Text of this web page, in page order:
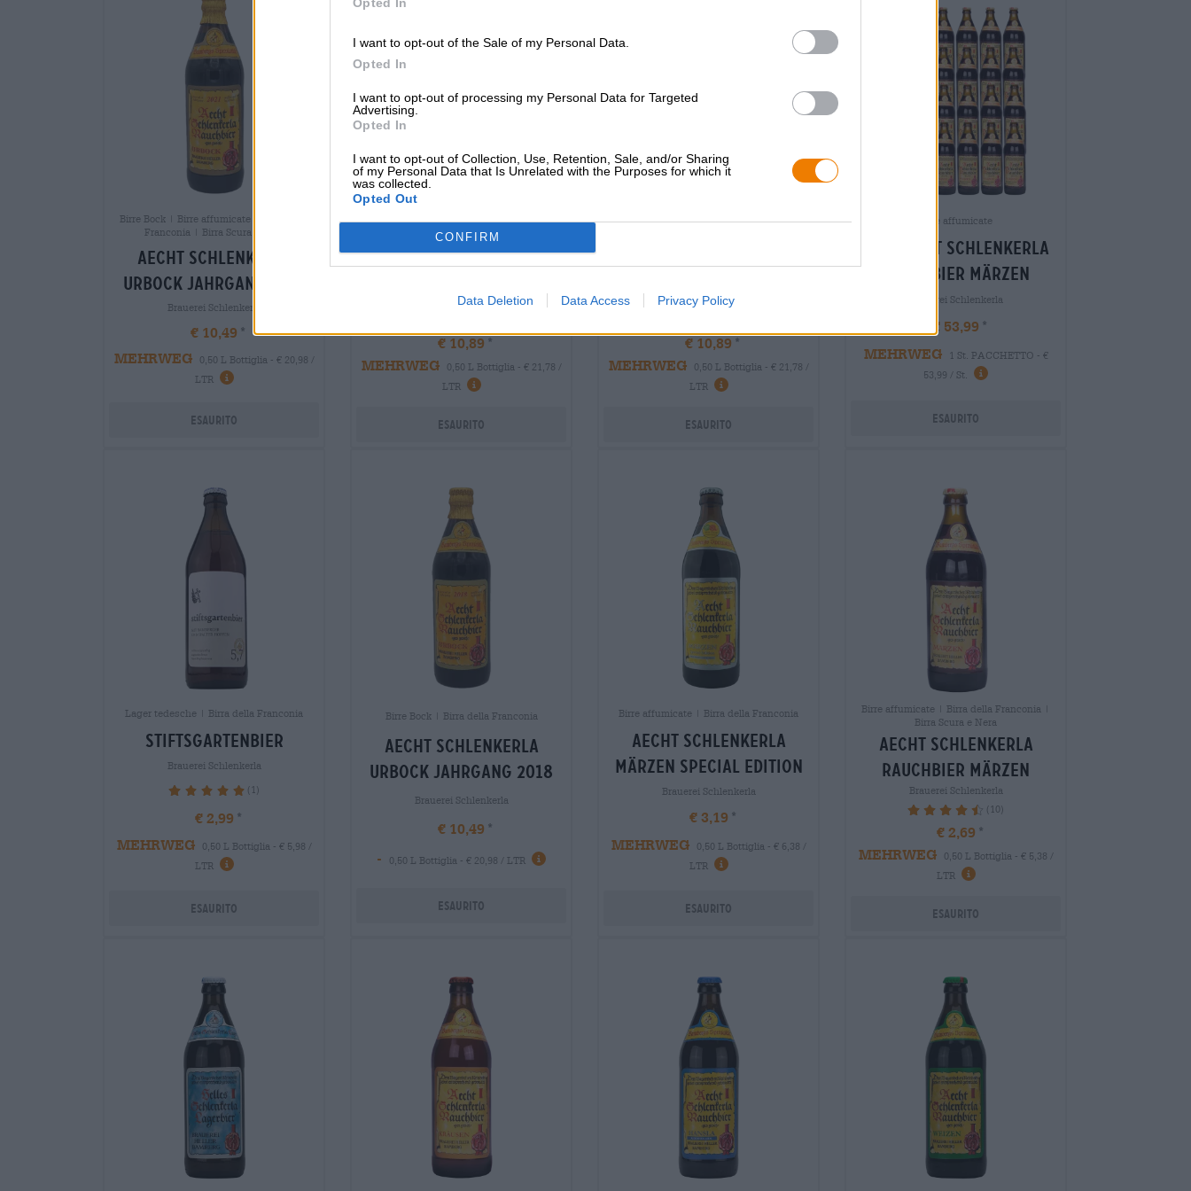
I want to opt-out of the Sale of my Personal Data.
Opted In
I want to opt-out of processing my Personal Data for Targeted
Advertising.
Opted In
I want to opt-out of Collection, Use, Retention, Sale, and/or Sharing
of my Personal Data that Is Unrelated with the Purposes for which it
was collected.
Opted Out
CONFIRM
Data Deletion Data Access Privacy Policy
Birre Bock | Birre affumicate | Birra della
Franconia | Birra Scura e Nera
aecht schlenkerla
urbock jahrgang 2021
Brauerei Schlenkerla
€ 10,49
MEHRWEG
0,50 L Bottiglia - € 20,98 /
LTR
Esaurito
aecht schlenkerla eiche
2020
€ 10,89
MEHRWEG
0,50 L Bottiglia - € 21,78 /
LTR
Esaurito
2021
€ 10,89
MEHRWEG
0,50 L Bottiglia - € 21,78 /
LTR
Esaurito
Birre affumicate
24x aecht schlenkerla
rauchbier märzen
Brauerei Schlenkerla
€ 53,99
MEHRWEG
1 St. PACCHETTO - €
53,99 / St.
Esaurito
Lager tedesche | Birra della Franconia
stiftsgartenbier
Brauerei Schlenkerla
100% (1)
€ 2,99
MEHRWEG
0,50 L Bottiglia - € 5,98 /
LTR
Esaurito
Birre Bock | Birra della Franconia
aecht schlenkerla
urbock jahrgang 2018
Brauerei Schlenkerla
€ 10,49
-
0,50 L Bottiglia - € 20,98 / LTR
Esaurito
Birre affumicate | Birra della Franconia
aecht schlenkerla
märzen special edition
Brauerei Schlenkerla
€ 3,19
MEHRWEG
0,50 L Bottiglia - € 6,38 /
LTR
Esaurito
Birre affumicate | Birra della Franconia |
Birra Scura e Nera
aecht schlenkerla
rauchbier märzen
Brauerei Schlenkerla
92% (10)
€ 2,69
MEHRWEG
0,50 L Bottiglia - € 5,38 /
LTR
Esaurito